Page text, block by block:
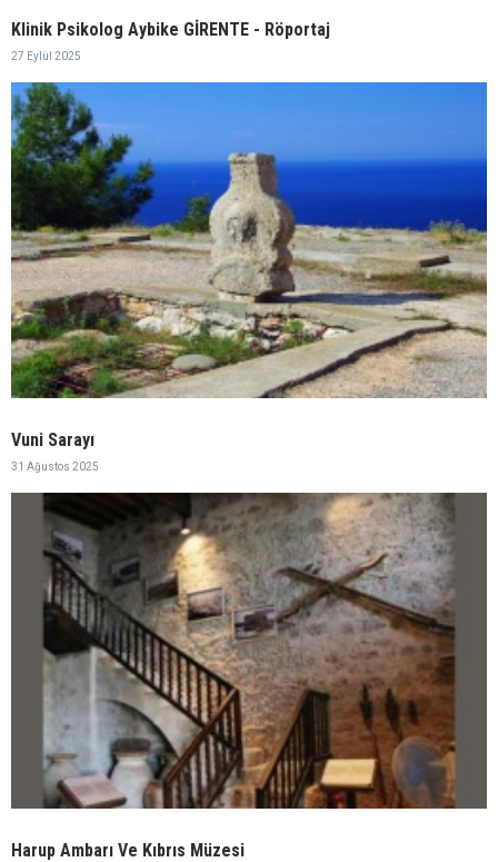
Klinik Psikolog Aybike GİRENTE - Röportaj
27 Eylül 2025
Vuni Sarayı
31 Ağustos 2025
Harup Ambarı Ve Kıbrıs Müzesi